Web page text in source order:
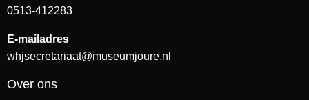
0513-412283
E-mailadres
whjsecretariaat@museumjoure.nl
Over ons